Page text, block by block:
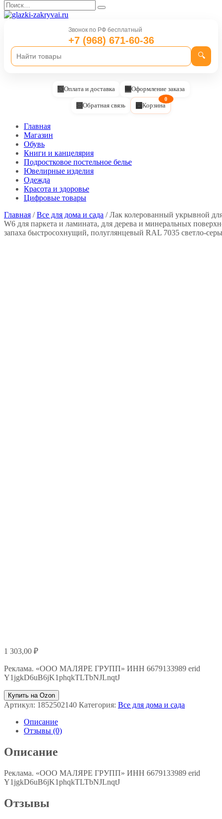
Перейти
к
содержанию
Search
for:
Звонок по РФ бесплатный
+7 (968) 671-60-36
🔍
Оплата и доставка Оформление заказа
Обратная связь Корзина
0
Главная
Магазин
Обувь
Книги и канцелярия
Подростковое постельное белье
Ювелирные изделия
Одежда
Красота и здоровье
Цифровые товары
Главная /Все для дома и сада / Лак колерованный укрывной
W6 для паркета и ламината, для дерева и минеральных
запаха быстросохнущий, полуглянцевый RAL 7035 светло-
1 303,00 ₽
Реклама. «ООО МАЛЯРЕ ГРУПП» ИНН 6679133989 erid
Y1jgkD6uB6jK1phqkTLTbNJLnqtJ
Купить на Ozon
Артикул: 1852502140 Категория: Все для дома и сада
Описание
Отзывы (0)
Описание
Реклама. «ООО МАЛЯРЕ ГРУПП» ИНН 6679133989 erid
Y1jgkD6uB6jK1phqkTLTbNJLnqtJ
Отзывы